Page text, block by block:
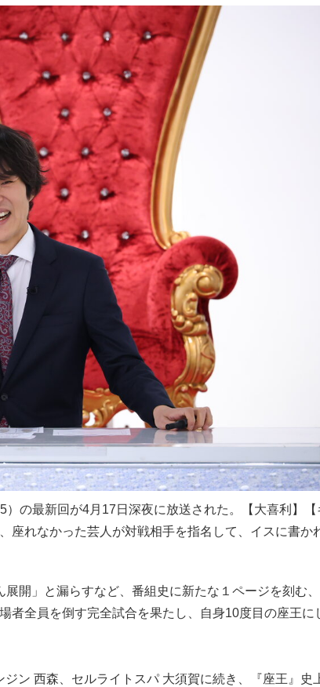
の最新回が4月17日深夜に放送された。【大喜利】【
座れなかった芸人が対戦相手を指名して、イスに書か
開」と漏らすなど、番組史に新たな１ページを刻む
者全員を倒す完全試合を果たし、自身10度目の座王に
ン 西森、セルライトスパ 大須賀に続き、『座王』史